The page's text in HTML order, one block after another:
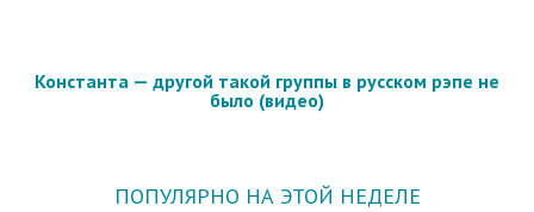
Константа — другой такой группы в русском рэпе не
было (видео)
ПОПУЛЯРНО НА ЭТОЙ НЕДЕЛЕ